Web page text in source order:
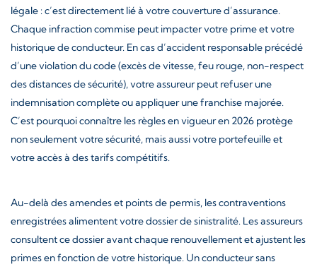
légale : c’est directement lié à votre couverture d’assurance.
Chaque infraction commise peut impacter votre prime et votre
historique de conducteur. En cas d’accident responsable précédé
d’une violation du code (excès de vitesse, feu rouge, non-respect
des distances de sécurité), votre assureur peut refuser une
indemnisation complète ou appliquer une franchise majorée.
C’est pourquoi connaître les règles en vigueur en 2026 protège
non seulement votre sécurité, mais aussi votre portefeuille et
votre accès à des tarifs compétitifs.
Au-delà des amendes et points de permis, les contraventions
enregistrées alimentent votre dossier de sinistralité. Les assureurs
consultent ce dossier avant chaque renouvellement et ajustent les
primes en fonction de votre historique. Un conducteur sans